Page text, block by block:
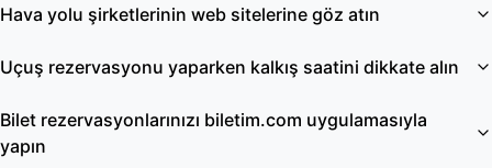
Hava yolu şirketlerinin web sitelerine göz atın
Uçuş rezervasyonu yaparken kalkış saatini dikkate alın
Bilet rezervasyonlarınızı biletim.com uygulamasıyla
yapın